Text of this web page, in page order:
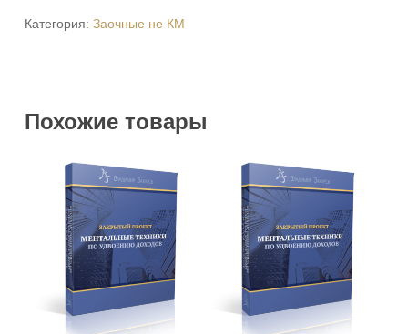
Категория: Заочные не КМ
Похожие товары